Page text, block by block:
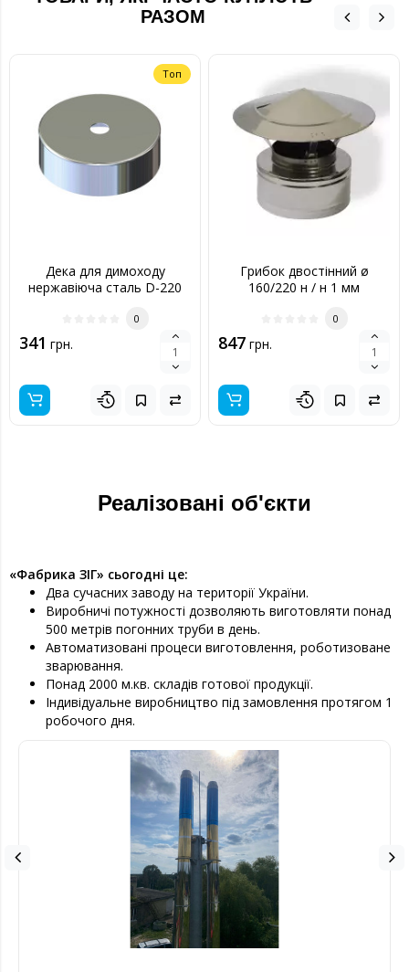
РАЗОМ
Топ
Дека для димоходу
нержавіюча сталь D-220
0
341 грн.
Грибок двостінний ø
160/220 н / н 1 мм
0
847 грн.
Реалізовані об'єкти
«Фабрика ЗІГ» сьогодні це:
Два сучасних заводу на території України.
Виробничі потужності дозволяють виготовляти понад
500 метрів погонних труби в день.
Автоматизовані процеси виготовлення, роботизоване
зварювання.
Понад 2000 м.кв. складів готової продукції.
Індивідуальне виробництво під замовлення протягом 1
робочого дня.